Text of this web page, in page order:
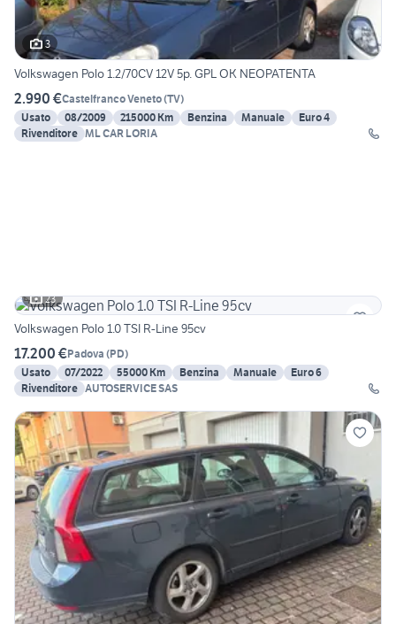
3
Volkswagen Polo 1.2/70CV 12V 5p. GPL OK NEOPATENTA
2.990 €Castelfranco Veneto(TV)
Usato
08/2009 215000 Km Benzina Manuale
Euro 4
Rivenditore ML CAR LORIA
23
Volkswagen Polo 1.0 TSI R-Line 95cv
17.200 €Padova (PD)
Usato
07/2022 55000 Km Benzina Manuale
Euro 6
Rivenditore AUTOSERVICE SAS